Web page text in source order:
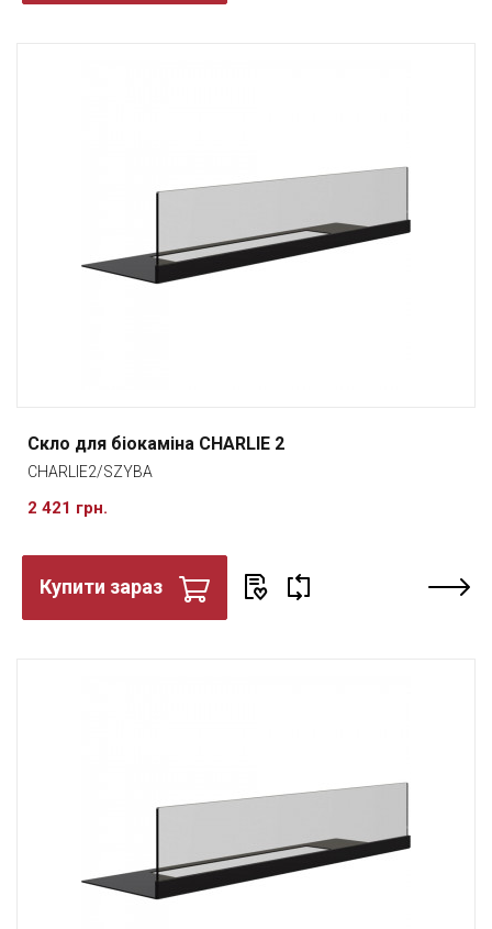
Скло для біокаміна CHARLIE 2
CHARLIE2/SZYBA
2 421 грн.
Купити зараз